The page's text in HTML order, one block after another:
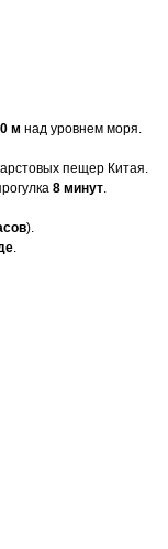
м над уровнем моря.
пещер Китая.
8 минут.
).
.